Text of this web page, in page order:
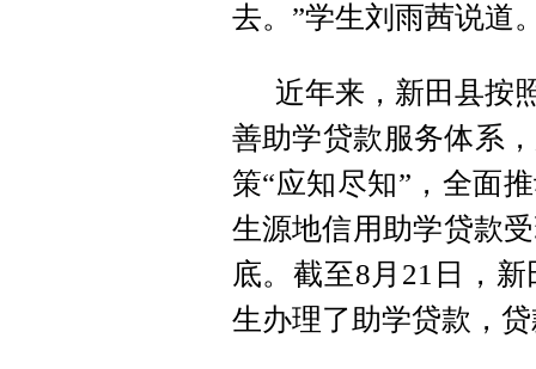
去。”学生刘雨茜说道
近年来，新田县按
善助学贷款服务体系
策“应知尽知”，全面
生源地信用助学贷款
底。截至8月21日，
生办理了助学贷款，